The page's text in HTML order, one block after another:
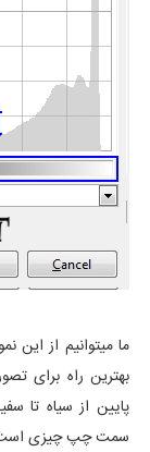
ما میتوانیم از این
بهترین راه برای
پایین از سیاه تا
سمت چپ چیزی است